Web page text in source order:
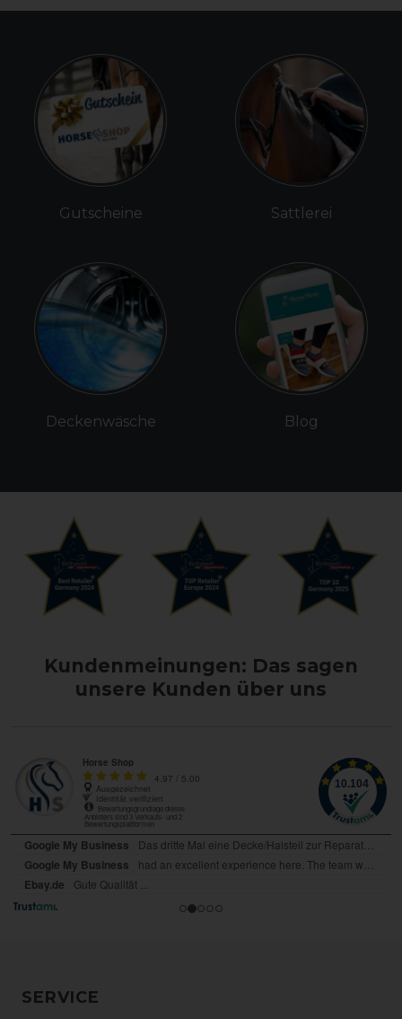
Gutscheine
Deckenwäsche
Sattlerei
Blog
Kundenmeinungen: Das sagen
unsere Kunden über uns
SERVICE